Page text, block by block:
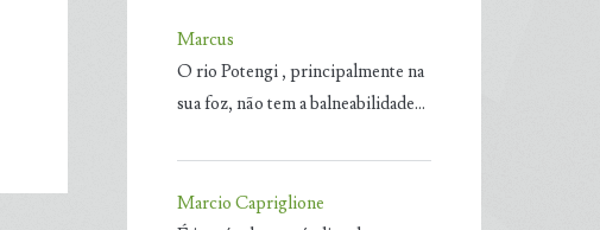
Marcus
O rio Potengi , principalmente na
sua foz, não tem a balneabilidade…
Marcio Capriglione